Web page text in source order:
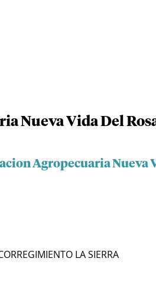
Nueva Vida Del
Agropecuaria Nueva
LA SIERRA